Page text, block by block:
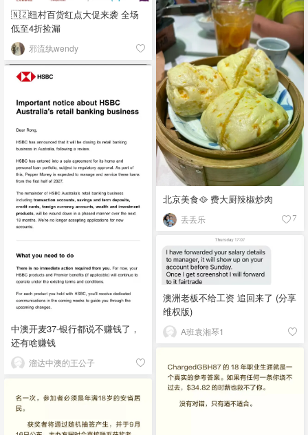
🇳🇿纽村百货红点大促来袭 全场
低至4折捡漏
邪流纨wendy
北京美食🥘 费大厨辣椒炒肉
丢丢乐 7
中澳开麦37-银行都说不赚钱了，
还有啥赚钱
溜达中澳的王公子
澳洲老板不给工资 追回来了 (分享
维权版)
A班袁湘琴1